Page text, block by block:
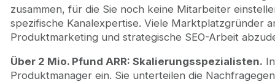
zusammen, für die Sie noch keine Mitarbeiter
spezifische Kanalexpertise. Viele Marktplatzgründer
Produktmarketing und strategische SEO-Arbeit
Über 2 Mio. Pfund ARR: Skalierungsspezialisten.
Produktmanager ein. Sie unterteilen die